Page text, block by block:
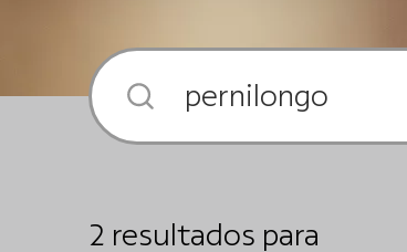
2 resultados para